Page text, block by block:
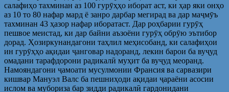
салафиҳо тахминан аз 100 гурӯҳҳо иборат аст, ки ҳар яки онҳо
аз 10 то 80 нафар мард ё занро дарбар мегирад ва дар маҷмӯъ
тахминан 43 ҳазор нафар иборатаст. Дар роҳбарии гурӯҳ
пешвое меистад, ки дар байни аъзоёни гурӯҳ обрӯю эътибор
дорад. Ҳозиркунандагони таҳлил меҳисобанд, ки салафиҳои
ин гурӯҳҳо ақидаи ҷанговар надоранд, лекин барои ба вуҷуд
омадани тарафдорони радикалӣ муҳит ба вуҷуд меоранд.
Намояндагони ҷамоати мусулмонии Франсия ва сарвазири
кишвар Мануэл Валс ба пешниҳоди ақидаи ҷараёни асосии
ислом ва мубориза бар зидди радикалӣ гардонидани